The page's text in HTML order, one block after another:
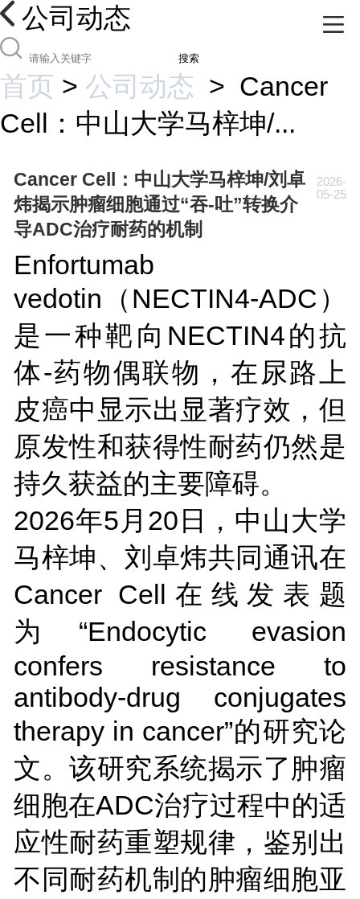
公司动态
搜索
首页 > 公司动态 > Cancer
Cell：中山大学马梓坤/...
Cancer Cell：中山大学马梓坤/刘卓
炜揭示肿瘤细胞通过“吞-吐”转换介
导ADC治疗耐药的机制
2026-
05-25
Enfortumab
vedotin（NECTIN4-ADC）
是一种靶向NECTIN4的抗
体-药物偶联物，在尿路上
皮癌中显示出显著疗效，但
原发性和获得性耐药仍然是
持久获益的主要障碍。
2026年5月20日，中山大学
马梓坤、刘卓炜共同通讯在
Cancer Cell在线发表题
为“Endocytic evasion
confers resistance to
antibody-drug conjugates
therapy in cancer”的研究论
文。该研究系统揭示了肿瘤
细胞在ADC治疗过程中的适
应性耐药重塑规律，鉴别出
不同耐药机制的肿瘤细胞亚